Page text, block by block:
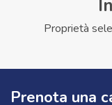
Proprietà
Prenota una